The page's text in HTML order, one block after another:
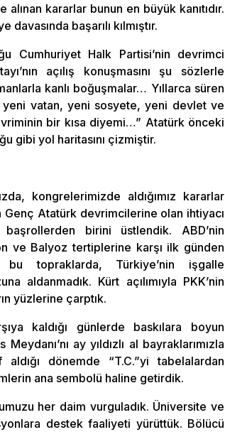
kararlar bunun en büyük kanıtıdır.
başarılı kılmıştır.
Cumhuriyet Halk Partisi’nin devrimci
açılış konuşmasını şu sözlerle
kanlı boğuşmalar… Yıllarca süren
yeni vatan, yeni sosyete, yeni devlet ve
bir kısa diyemi…” Atatürk önceki
gibi yol haritasını çizmiştir.
kongrelerimizde aldığımız kararlar
Atatürk devrimcilerine olan ihtiyacı
birini üstlendik. ABD’nin
ve Balyoz tertiplerine karşı ilk günden
topraklarda, Türkiye’nin işgalle
aldanmadık. Kürt açılımıyla PKK’nin
yüzlerine çarptık.
kaldığı günlerde baskılara boyun
ay yıldızlı al bayraklarımızla
dönemde “T.C.”yi tabelalardan
ana sembolü haline getirdik.
her daim vurguladık. Üniversite ve
destek faaliyeti yürüttük. Bölücü